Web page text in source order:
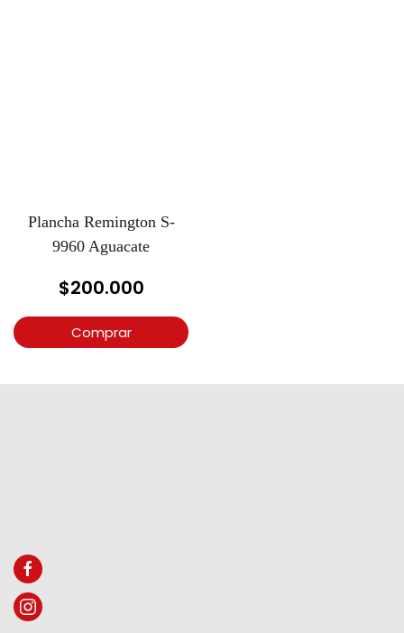
Plancha Remington S-
9960 Aguacate
$200.000
Comprar